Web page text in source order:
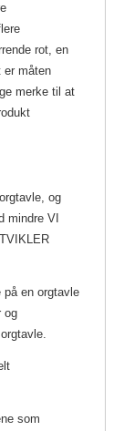
rot, en
er måten
merke til at
og
mindre VI
på en orgtavle
og
som